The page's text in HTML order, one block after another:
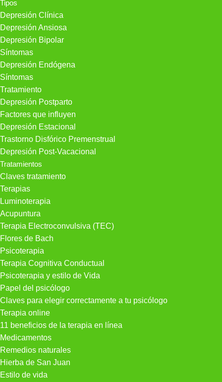
Tipos
Depresión Clínica
Depresión Ansiosa
Depresión Bipolar
Síntomas
Depresión Endógena
Síntomas
Tratamiento
Depresión Postparto
Factores que influyen
Depresión Estacional
Trastorno Disfórico Premenstrual
Depresión Post-Vacacional
Tratamientos
Claves tratamiento
Terapias
Luminoterapia
Acupuntura
Terapia Electroconvulsiva (TEC)
Flores de Bach
Psicoterapia
Terapia Cognitiva Conductual
Psicoterapia y estilo de Vida
Papel del psicólogo
Claves para elegir correctamente a tu psicólogo
Terapia online
11 beneficios de la terapia en línea
Medicamentos
Remedios naturales
Hierba de San Juan
Estilo de vida